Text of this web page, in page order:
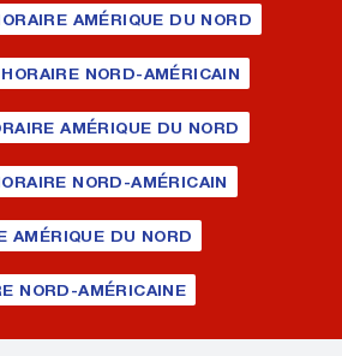
AMÉRIQUE DU NORD
NORD-AMÉRICAIN
AMÉRIQUE DU NORD
NORD-AMÉRICAIN
AMÉRIQUE DU NORD
NORD-AMÉRICAINE